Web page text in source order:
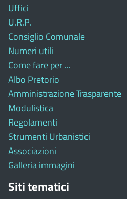
Uffici
U.R.P.
Consiglio Comunale
Numeri utili
Come fare per ...
Albo Pretorio
Amministrazione Trasparente
Modulistica
Regolamenti
Strumenti Urbanistici
Associazioni
Galleria immagini
Siti tematici